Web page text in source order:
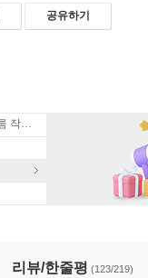
공유하기
뮤지컬 〈휴남동 서점〉X 황보름 작가 북토크
리뷰/한줄평 (123/219)